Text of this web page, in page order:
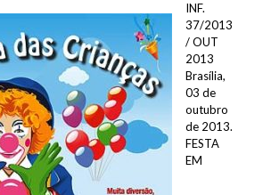
INF.
37/2013
/ OUT
2013
Brasília,
03 de
outubro
de 2013.
FESTA
EM